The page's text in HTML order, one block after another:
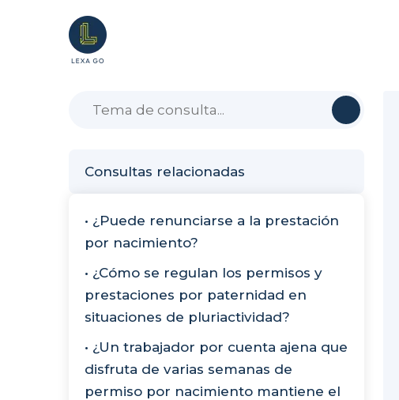
Consultas relacionadas
• ¿Puede renunciarse a la prestación
por nacimiento?
• ¿Cómo se regulan los permisos y
prestaciones por paternidad en
situaciones de pluriactividad?
• ¿Un trabajador por cuenta ajena que
disfruta de varias semanas de
permiso por nacimiento mantiene el